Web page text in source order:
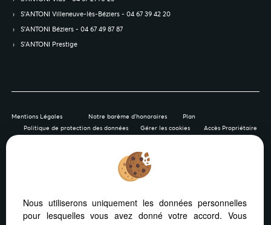
S’ANTONI Villeneuve-lès-Béziers - 04 67 39 42 20
S’ANTONI Béziers - 04 67 49 87 87
S’ANTONI Prestige
Mentions Légales Notre barème d'honoraires
Plan
Politique de protection des données
Gérer les cookies Accès Propriétaire
Afin de vous offrir un confort de lecture permanent, depuis
votre PC, votre tablette ou votre smartphone, notre site
Nous utiliserons uniquement les données personnelles
pour lesquelles vous avez donné votre accord. Vous